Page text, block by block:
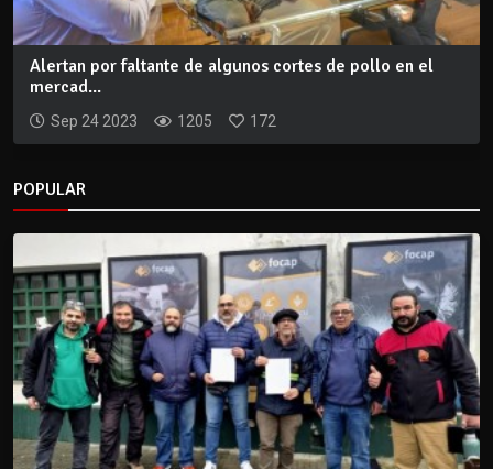
Alertan por faltante de algunos cortes de pollo en el
mercad...
Sep 24 2023 1205 172
POPULAR